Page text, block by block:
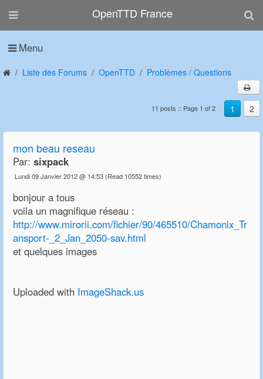
OpenTTD France
Menu
Liste des Forums OpenTTD Problèmes / Questions
1 2
11 posts :: Page 1 of 2
mon beau reseau
Par: sixpack
Lundi 09 Janvier 2012 @ 14:53 (Read 10552 times)
bonjour a tous
voila un magnifique réseau :
http://www.mirorii.com/fichier/90/465510/Chamonix_Tr
ansport-_2_Jan_2050-sav.html
et quelques images
Uploaded with ImageShack.us